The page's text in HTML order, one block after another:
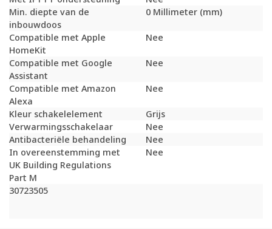
Min. diepte van de
inbouwdoos
0 Millimeter (mm)
Compatible met Apple
HomeKit
Nee
Compatible met Google
Assistant
Nee
Compatible met Amazon
Alexa
Nee
Kleur schakelelement
Grijs
Verwarmingsschakelaar
Nee
Antibacteriële behandeling
Nee
In overeenstemming met
UK Building Regulations
Part M
Nee
30723505